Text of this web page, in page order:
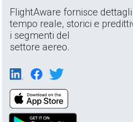
FlightAware fornisce
tempo reale, storici e
i segmenti del
settore aereo.